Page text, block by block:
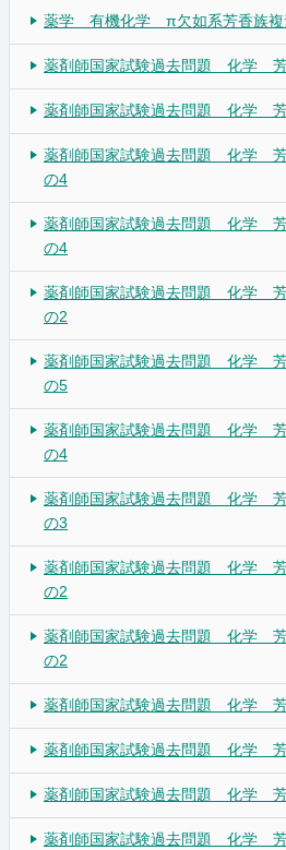
薬学 有機化学 π欠如系芳香族複
薬剤師国家試験過去問題 化学
薬剤師国家試験過去問題 化学
薬剤師国家試験過去問題 化学
の4
薬剤師国家試験過去問題 化学
の4
薬剤師国家試験過去問題 化学
の2
薬剤師国家試験過去問題 化学
の5
薬剤師国家試験過去問題 化学
の4
薬剤師国家試験過去問題 化学
の3
薬剤師国家試験過去問題 化学
の2
薬剤師国家試験過去問題 化学
の2
薬剤師国家試験過去問題 化学
薬剤師国家試験過去問題 化学
薬剤師国家試験過去問題 化学
薬剤師国家試験過去問題 化学